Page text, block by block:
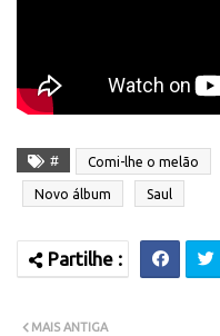
# Comi-lhe o melão
Novo álbum Saul
MAIS ANTIGA